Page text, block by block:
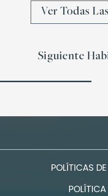
Ver Todas
Siguiente
POLÍTICAS